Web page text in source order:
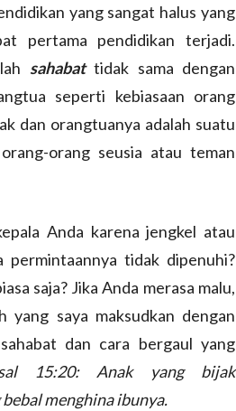
yang sangat halus yang
pertama pendidikan terjadi.
sahabattidak sama dengan
seperti kebiasaan orang
dan orangtuanya adalah suatu
orang seusia atau teman
Anda karena jengkel atau
tidak dipenuhi?
saja? Jika Anda merasa malu,
saya maksudkan dengan
dan cara bergaul yang
15:20: Anak yang bijak
menghina ibunya.